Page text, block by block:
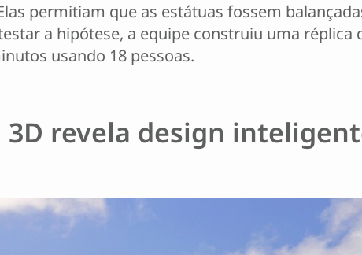
permitiam que as estátuas fossem
a hipótese, a equipe construiu uma réplica
usando 18 pessoas.
3D revela design